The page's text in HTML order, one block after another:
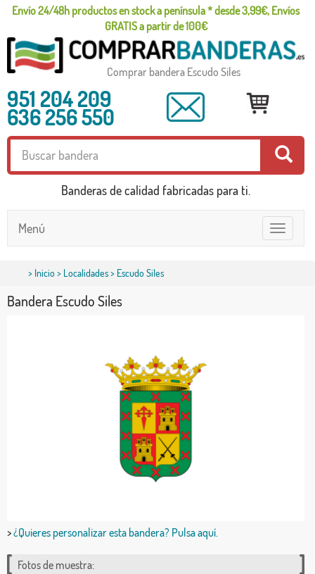
Envío 24/48h productos en stock a península * desde 3,99€, Envíos
GRATIS a partir de 100€
Comprar bandera Escudo Siles
951 204 209
636 256 550
Banderas de calidad fabricadas para ti.
Toggle
navigation
Menú
> Inicio> Localidades> Escudo Siles
Bandera Escudo Siles
>¿Quieres personalizar esta bandera? Pulsa aquí.
Fotos de muestra: